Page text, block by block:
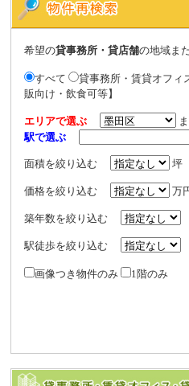
希望の貸事務所・貸店舗の地域ま
すべて 貸事務所・賃貸オフィ
販向け・飲食可等】
エリアで選ぶ
駅で選ぶ
面積を絞り込む 坪
価格を絞り込む 万
築年数を絞り込む
駅徒歩を絞り込む
画像つき物件のみ 1階のみ